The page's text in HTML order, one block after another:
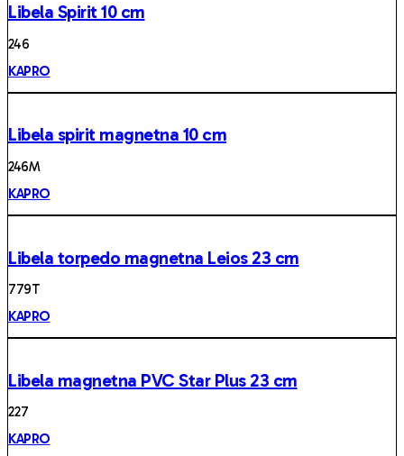
Libela Spirit 10 cm
24 6
KAPRO
Libela spirit magnetna 10 cm
246 M
KAPRO
Libela torpedo magnetna Leios 23 cm
779 T
KAPRO
Libela magnetna PVC Star Plus 23 cm
22 7
KAPRO